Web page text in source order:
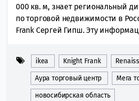
000 кв. м, знает региональный
по торговой недвижимости в
Frank Сергей Гипш. Эту
ikea Knight Frank
Аура торговый центр Мега
новосибирская область